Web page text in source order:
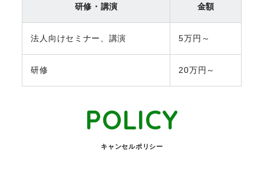
研修・講演 金額
法人向けセミナー、講演 5万円～
研修 20万円～
POLICY
キャンセルポリシー